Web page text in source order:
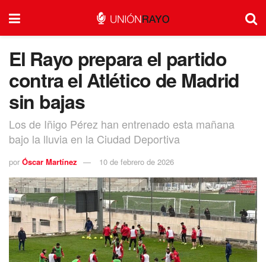
El Rayo prepara el partido
contra el Atlético de Madrid
sin bajas
Los de Iñigo Pérez han entrenado esta mañana
bajo la lluvia en la Ciudad Deportiva
por Óscar Martínez 10 de febrero de 2026